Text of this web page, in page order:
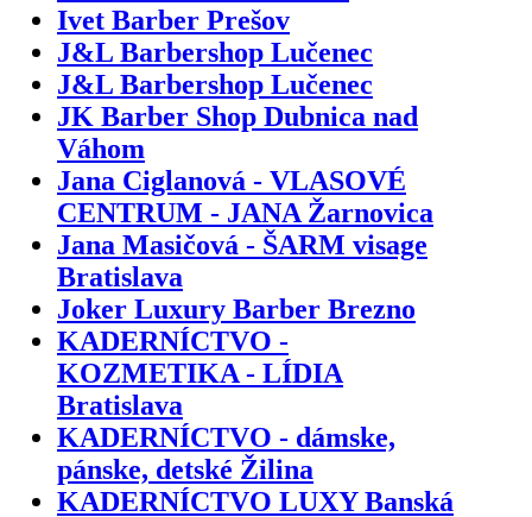
Ivet Barber Prešov
J&L Barbershop Lučenec
J&L Barbershop Lučenec
JK Barber Shop Dubnica nad
Váhom
Jana Ciglanová - VLASOVÉ
CENTRUM - JANA Žarnovica
Jana Masičová - ŠARM visage
Bratislava
Joker Luxury Barber Brezno
KADERNÍCTVO -
KOZMETIKA - LÍDIA
Bratislava
KADERNÍCTVO - dámske,
pánske, detské Žilina
KADERNÍCTVO LUXY Banská